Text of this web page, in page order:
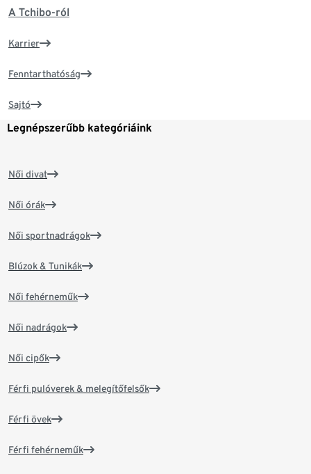
A Tchibo-ról
Karrier
Fenntarthatóság
Sajtó
Legnépszerűbb kategóriáink
Női divat
Női órák
Női sportnadrágok
Blúzok & Tunikák
Női fehérneműk
Női nadrágok
Női cipők
Férfi pulóverek & melegítőfelsők
Férfi övek
Férfi fehérneműk